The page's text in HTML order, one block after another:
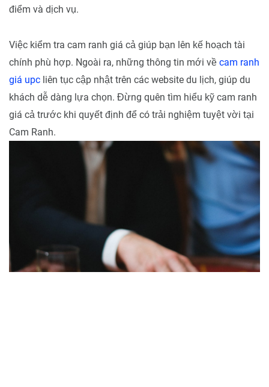
điểm và dịch vụ.
Việc kiểm tra cam ranh giá cả giúp bạn lên kế hoạch tài
chính phù hợp. Ngoài ra, những thông tin mới về cam ranh
giá upc liên tục cập nhật trên các website du lịch, giúp du
khách dễ dàng lựa chọn. Đừng quên tìm hiểu kỹ cam ranh
giá cả trước khi quyết định để có trải nghiệm tuyệt vời tại
Cam Ranh.